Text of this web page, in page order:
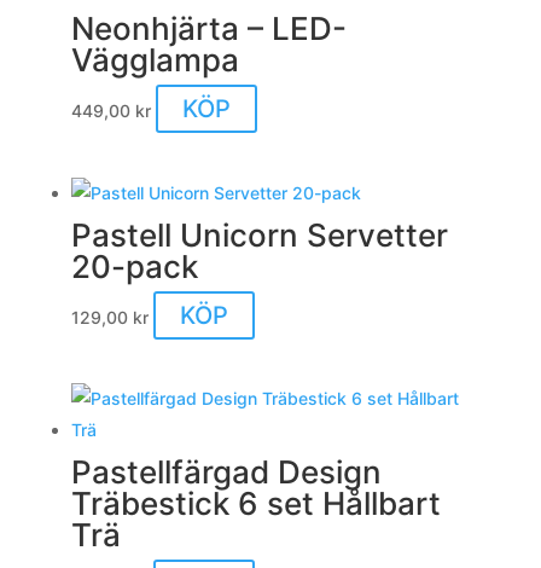
Neonhjärta – LED-
Vägglampa
449,00 kr KÖP
här
har
flera
produktsidan
Pastell Unicorn Servetter
20-pack
129,00 kr KÖP
Pastellfärgad Design
Träbestick 6 set Hållbart
Trä